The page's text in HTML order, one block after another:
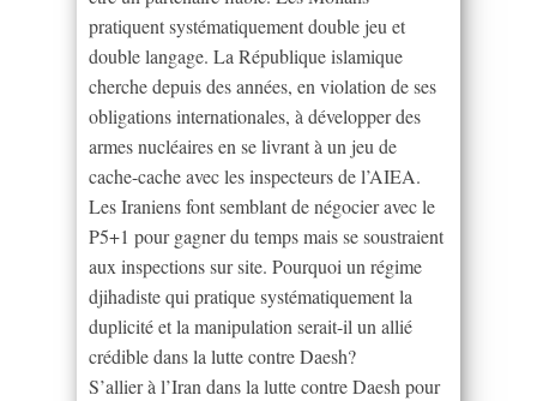
pratiquent systématiquement double jeu et
double langage. La République islamique
cherche depuis des années, en violation de ses
obligations internationales, à développer des
armes nucléaires en se livrant à un jeu de
cache-cache avec les inspecteurs de l’AIEA.
Les Iraniens font semblant de négocier avec le
P5+1 pour gagner du temps mais se soustraient
aux inspections sur site. Pourquoi un régime
djihadiste qui pratique systématiquement la
duplicité et la manipulation serait-il un allié
crédible dans la lutte contre Daesh?
S’allier à l’Iran dans la lutte contre Daesh pour